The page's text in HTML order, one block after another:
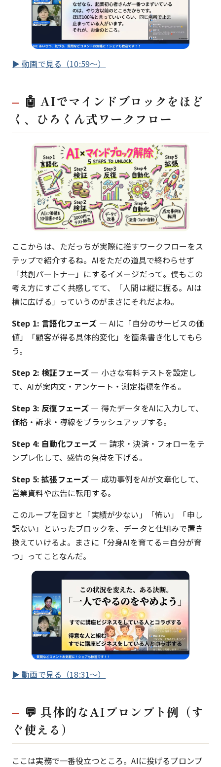
▶ 動画で見る（10:59〜）
🤖 AIでマインドブロックをほど
く、ひろくん式ワークフロー
ここからは、ただっちが実際に推すワークフローをス
テップで紹介するね。AIをただの道具で終わらせず
「共創パートナー」にするイメージだって。僕もこの
考え方にすごく共感してて、「人間は縦に掘る。AIは
横に広げる」っていうのがまさにそれだよね。
Step 1: 言語化フェーズ — AIに「自分のサービスの価
値」「顧客が得る具体的変化」を箇条書き化してもら
う。
Step 2: 検証フェーズ — 小さな有料テストを設定し
て、AIが案内文・アンケート・測定指標を作る。
Step 3: 反復フェーズ — 得たデータをAIに入力して、
価格・訴求・導線をブラッシュアップする。
Step 4: 自動化フェーズ — 請求・決済・フォローをテ
ンプレ化して、感情の負荷を下げる。
Step 5: 拡張フェーズ — 成功事例をAIが文章化して、
営業資料や広告に転用する。
このループを回すと「実績が少ない」「怖い」「申し
訳ない」といったブロックを、データと仕組みで置き
換えていけるよ。まさに「分身AIを育てる＝自分が育
つ」ってことなんだ。
▶ 動画で見る（18:31〜）
💬 具体的なAIプロンプト例（す
ぐ使える）
ここは実務で一番役立つところ。AIに投げるプロンプ